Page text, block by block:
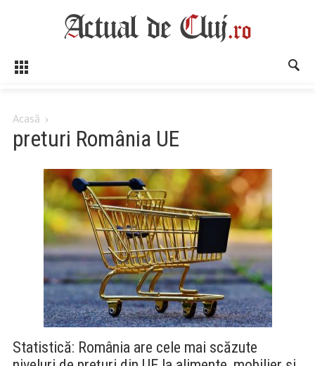
Acasă
preturi România UE
Statistică: România are cele mai scăzute